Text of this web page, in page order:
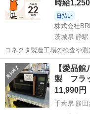
時給
日払い
株式会社
茨城県 静駅
コネクタ製造工場の検査や
日128日★クリーンルーム内
★就業先食堂利用可！日払い制
工場のお仕事 ◇コネクタ製
茨城 常陸大宮市 静
【愛品
製 フラ
11,990円
千葉県 勝田